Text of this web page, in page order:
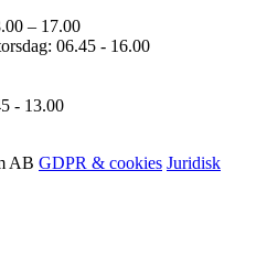
– 17.00
06.45 - 16.00
- 13.00
AB GDPR & cookies Juridisk